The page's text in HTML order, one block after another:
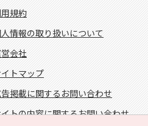
規約
情報の取り扱いについて
会社
トマップ
掲載に関するお問い合わせ
トの内容に関するお問い合わせ